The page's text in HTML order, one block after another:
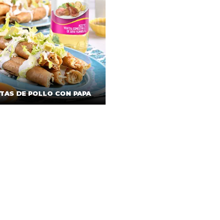
DE POLLO CON PAPA